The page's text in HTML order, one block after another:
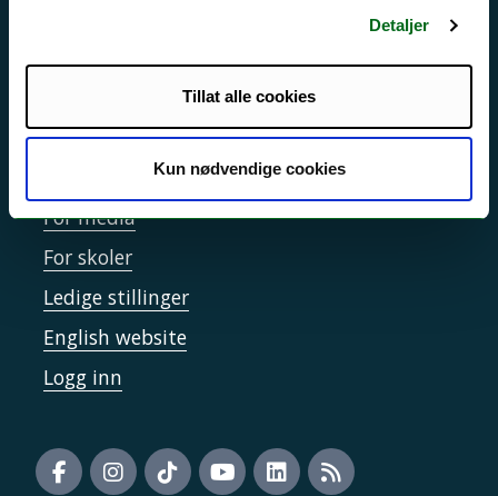
Detaljer
Tillat alle cookies
Kun nødvendige cookies
Tilgjengelighetserklæring
Kontakt UiT
For media
For skoler
Ledige stillinger
English website
Logg inn